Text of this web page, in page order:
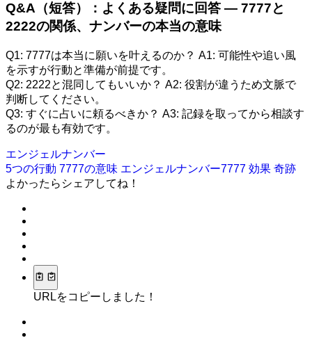
Q&A（短答）：よくある疑問に回答 — 7777と
2222の関係、ナンバーの本当の意味
Q1: 7777は本当に願いを叶えるのか？ A1: 可能性や追い風
を示すが行動と準備が前提です。
Q2: 2222と混同してもいいか？ A2: 役割が違うため文脈で
判断してください。
Q3: すぐに占いに頼るべきか？ A3: 記録を取ってから相談す
るのが最も有効です。
エンジェルナンバー
5つの行動 7777の意味 エンジェルナンバー7777 効果 奇跡
よかったらシェアしてね！
URLをコピーしました！